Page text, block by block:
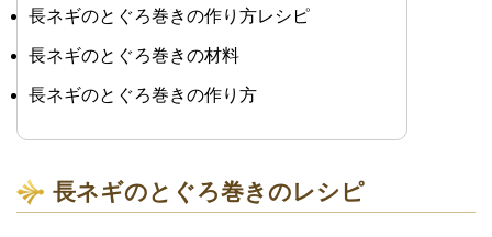
長ネギのとぐろ巻きの作り方レシピ
長ネギのとぐろ巻きの材料
長ネギのとぐろ巻きの作り方
長ネギのとぐろ巻きのレシピ